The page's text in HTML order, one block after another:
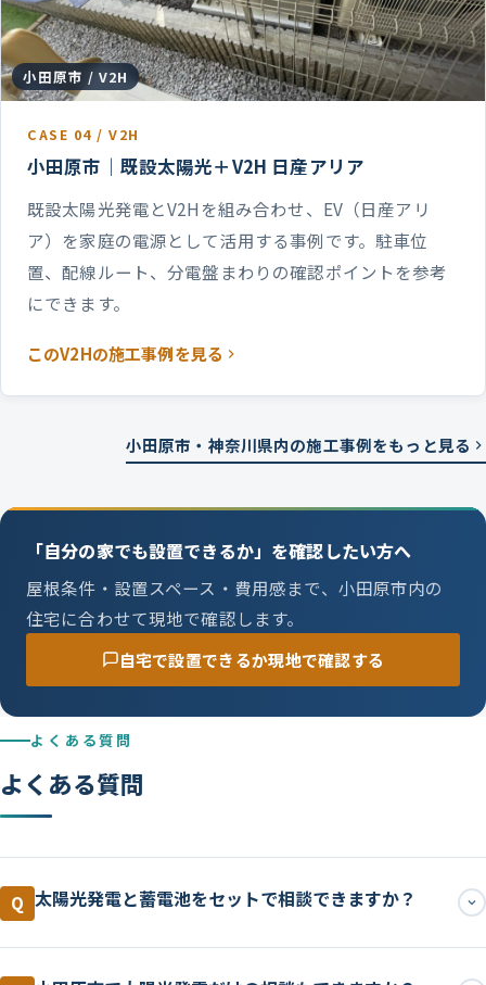
小田原市 / V2H
CASE 04 / V2H
小田原市｜既設太陽光＋V2H 日産アリア
既設太陽光発電とV2Hを組み合わせ、EV（日産アリ
ア）を家庭の電源として活用する事例です。駐車位
置、配線ルート、分電盤まわりの確認ポイントを参考
にできます。
このV2Hの施工事例を見る
小田原市・神奈川県内の施工事例をもっと見る
「自分の家でも設置できるか」を確認したい方へ
屋根条件・設置スペース・費用感まで、小田原市内の
住宅に合わせて現地で確認します。
自宅で設置できるか現地で確認する
よくある質問
よくある質問
Q 太陽光発電と蓄電池をセットで相談できますか？